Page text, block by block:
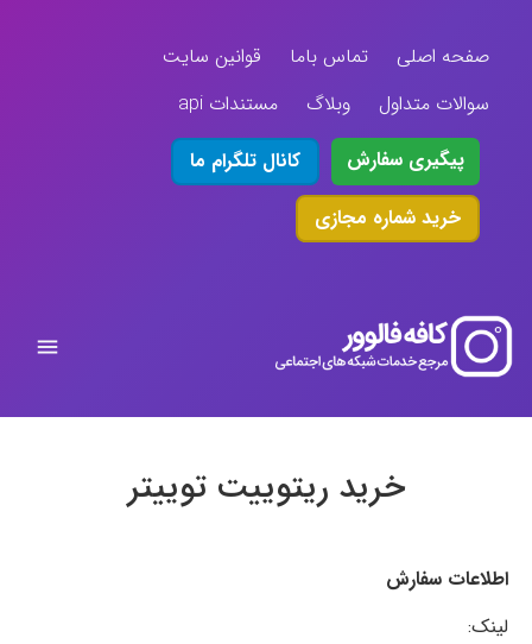
صفحه اصلی تماس باما
قوانین سایت
سوالات متداول
وبلاگ
مستندات api
پیگیری سفارش
کانال تلگرام ما
خرید شماره مجازی
خرید ریتوییت توییتر
اطلاعات سفارش
لینک: